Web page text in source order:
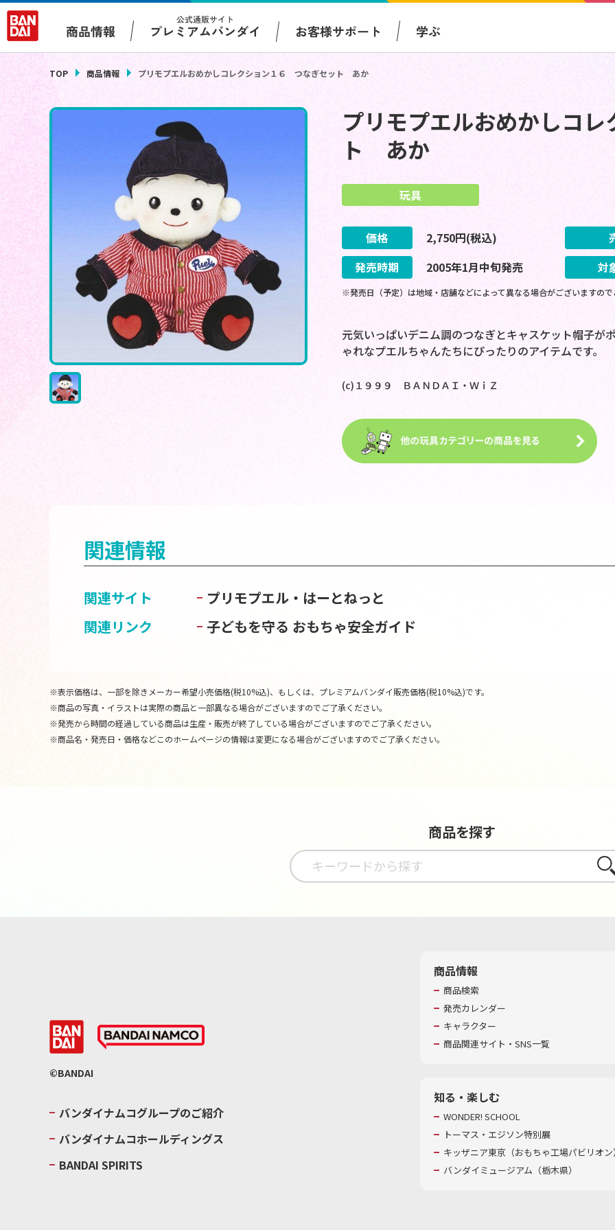
商品情報
公式通販サイト
プレミアムバンダイ お客様サポート 学ぶ
TOP 商品情報 プリモプエルおめかしコレクション１６ つなぎセット あか
プリモプエルおめかしコ
ト あか
玩具
価格 2,750円(税込)
発売時期
2005年1月中旬発売 対
※発売日（予定）は地域・店舗などによって異なる場合がございますの
元気いっぱいデニム調のつなぎとキャスケット帽子が
ゃれなプエルちゃんたちにぴったりのアイテムです。
(c)１９９９ ＢＡＮＤＡＩ・ＷｉＺ
関連情報
関連サイト
プリモプエル・はーとねっと
関連リンク
子どもを守る おもちゃ安全ガイド
※表示価格は、一部を除きメーカー希望小売価格(税10%込)、もしくは、プレミアムバンダイ販売価格(税10%込)です。
※商品の写真・イラストは実際の商品と一部異なる場合がございますのでご了承ください。
※発売から時間の経過している商品は生産・販売が終了している場合がございますのでご了承ください。
※商品名・発売日・価格などこのホームページの情報は変更になる場合がございますのでご了承ください。
商品を探す
さが
©BANDAI
バンダイナムコグループのご紹介
バンダイナムコホールディングス
BANDAI SPIRITS
商品情報
商品検索
発売カレンダー
キャラクター
商品関連サイト・SNS一覧
知る・楽しむ
WONDER! SCHOOL
トーマス・エジソン特別展
キッザニア東京（おもちゃ工場パビリオ
バンダイミュージアム（栃木県）